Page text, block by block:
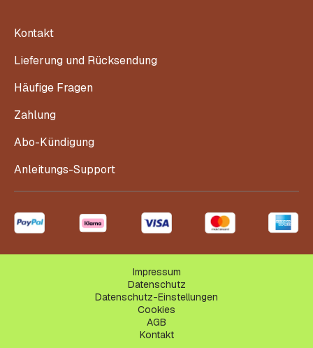
Kontakt
Lieferung und Rücksendung
Häufige Fragen
Zahlung
Abo-Kündigung
Anleitungs-Support
Impressum
Datenschutz
Datenschutz-Einstellungen
Cookies
AGB
Kontakt